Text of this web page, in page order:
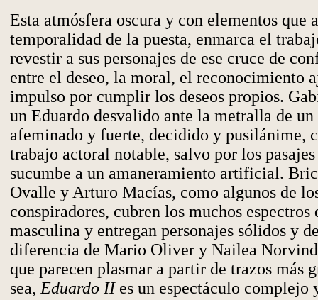
Esta atmósfera oscura y con elementos que
temporalidad de la puesta, enmarca el
revestir a sus personajes de ese cruce de
entre el deseo, la moral, el reconocimiento
impulso por cumplir los deseos propios.
un Eduardo desvalido ante la metralla de
afeminado y fuerte, decidido y pusilánime,
trabajo actoral notable, salvo por los
sucumbe a un amaneramiento artificial.
Ovalle y Arturo Macías, como algunos de
conspiradores, cubren los muchos
masculina y entregan personajes sólidos y
diferencia de Mario Oliver y Nailea
que parecen plasmar a partir de trazos más
sea,Eduardo II es un espectáculo complejo